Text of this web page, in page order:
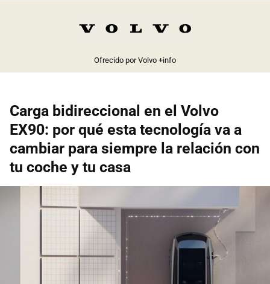
Ofrecido por Volvo +info
Carga bidireccional en el Volvo
EX90: por qué esta tecnología va a
cambiar para siempre la relación con
tu coche y tu casa